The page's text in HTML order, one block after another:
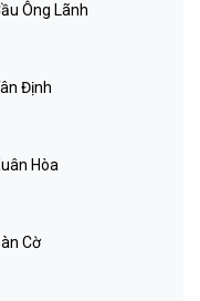
Ông Lãnh
Định
Hòa
Cờ